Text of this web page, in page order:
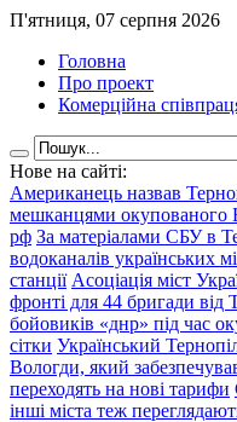
П'ятниця, 07 серпня 2026
Головна
Про проект
Комерційна
Нове на сайті:
Американець назвав
мешканцями окупованого
рф За матеріалами СБУ в
водоканалів українських
станції Асоціація міст
фронті для 44 бригади від
бойовиків «днр» під час
сітки Український
Вологди, який
переходять на нові тарифи
інші міста теж